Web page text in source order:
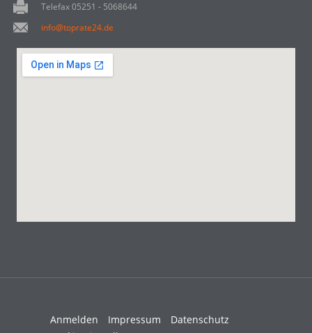
Telefax 05251 - 5068644
info@toprate24.de
Anmelden Impressum
Datenschutz